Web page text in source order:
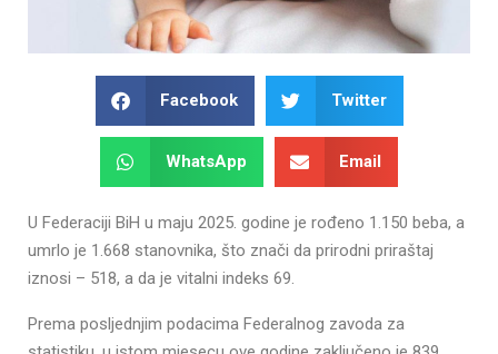
Facebook Twitter
WhatsApp Email
U Federaciji BiH u maju 2025. godine je rođeno 1.150 beba, a
umrlo je 1.668 stanovnika, što znači da prirodni priraštaj
iznosi – 518, a da je vitalni indeks 69.
Prema posljednjim podacima Federalnog zavoda za